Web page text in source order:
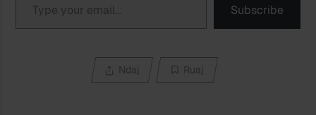
Subscribe
Ndaj Ruaj